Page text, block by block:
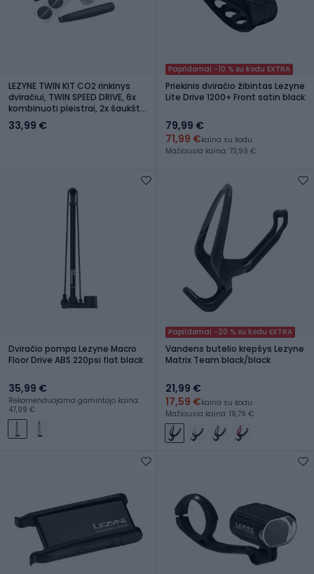
LEZYNE TWIN KIT CO2 rinkinys
dviračiui, TWIN SPEED DRIVE, 6x
kombinuoti pleistrai, 2x šaukštai
+ 2x kasetė 1-C2-TWDRKIT-
V204
33,99 €
Papildomai -10 % su kodu EXTRA
Priekinis dviračio žibintas Lezyne
Lite Drive 1200+ Front satin black
79,99 €
71,99 €kaina su kodu
Mažiausia kaina: 73,99 €
Dviračio pompa Lezyne Macro
Floor Drive ABS 220psi flat black
35,99 €
Rekomenduojama gamintojo kaina:
47,99 €
Papildomai -20 % su kodu EXTRA
Vandens butelio krepšys Lezyne
Matrix Team black/black
21,99 €
17,59 €kaina su kodu
Mažiausia kaina: 19,79 €